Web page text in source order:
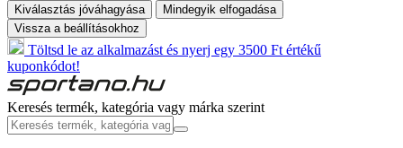
Kiválasztás jóváhagyása
Mindegyik elfogadása
Vissza a beállításokhoz
Töltsd le az alkalmazást és nyerj egy 3500 Ft értékű
kuponkódot!
Keresés termék, kategória vagy márka szerint